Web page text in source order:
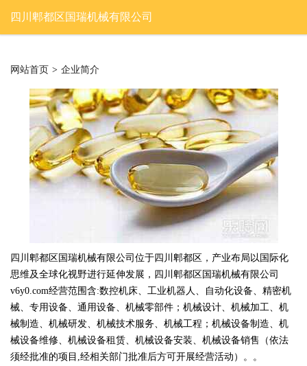
四川郫都区国瑞机械有限公司
网站首页 > 企业简介
四川郫都区国瑞机械有限公司位于四川郫都区，产业布局以国际化
思维及全球化视野进行延伸发展，四川郫都区国瑞机械有限公司
v6y0.com经营范围含:数控机床、工业机器人、自动化设备、精密机
械、专用设备、通用设备、机械零部件；机械设计、机械加工、机
械制造、机械研发、机械技术服务、机械工程；机械设备制造、机
械设备维修、机械设备租赁、机械设备安装、机械设备销售（依法
须经批准的项目,经相关部门批准后方可开展经营活动）。。